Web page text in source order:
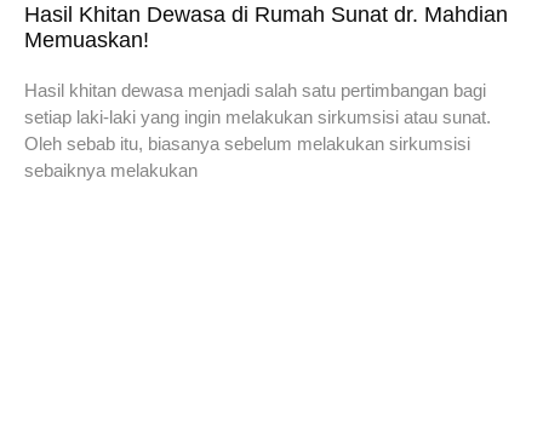
Hasil Khitan Dewasa di Rumah Sunat dr. Mahdian
Memuaskan!
Hasil khitan dewasa menjadi salah satu pertimbangan bagi
setiap laki-laki yang ingin melakukan sirkumsisi atau sunat.
Oleh sebab itu, biasanya sebelum melakukan sirkumsisi
sebaiknya melakukan